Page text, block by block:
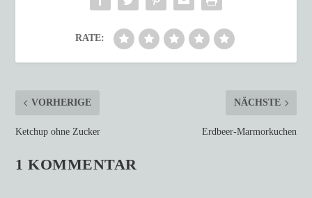
RATE:
VORHERIGE
Ketchup ohne Zucker
NÄCHSTE
Erdbeer-Marmorkuchen
1 KOMMENTAR